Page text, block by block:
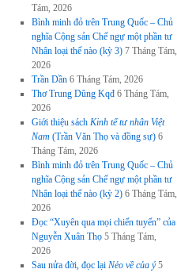
Tám, 2026
Bình minh đỏ trên Trung Quốc – Chủ
nghĩa Cộng sản Chế ngự một phần tư
Nhân loại thế nào (kỳ 3) 7 Tháng Tám,
2026
Trần Dần 6 Tháng Tám, 2026
Thơ Trung Dũng Kqđ 6 Tháng Tám,
2026
Giới thiệu sách Kinh tế tư nhân Việt
Nam (Trần Văn Thọ và đồng sự) 6
Tháng Tám, 2026
Bình minh đỏ trên Trung Quốc – Chủ
nghĩa Cộng sản Chế ngự một phần tư
Nhân loại thế nào (kỳ 2) 6 Tháng Tám,
2026
Đọc “Xuyên qua mọi chiến tuyến” của
Nguyễn Xuân Thọ 5 Tháng Tám,
2026
Sau nửa đời, đọc lại Nẻo về của ý 5